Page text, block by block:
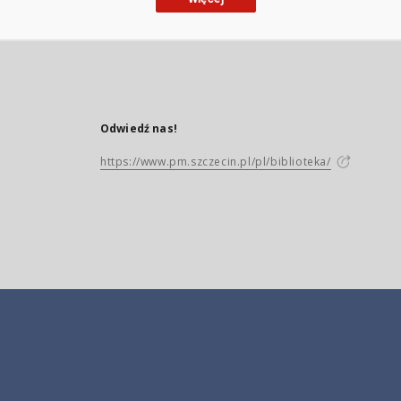
Odwiedź nas!
https://www.pm.szczecin.pl/pl/biblioteka/